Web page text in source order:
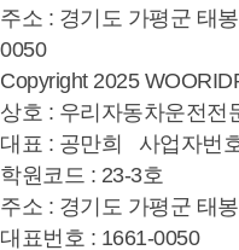
주소 : 경기도 가평군 태
0050
Copyright 2025
상호 : 우리자동차운전전
대표 : 공만희 사업자번
학원코드 : 23-3호
주소 : 경기도 가평군 태
대표번호 : 1661-0050